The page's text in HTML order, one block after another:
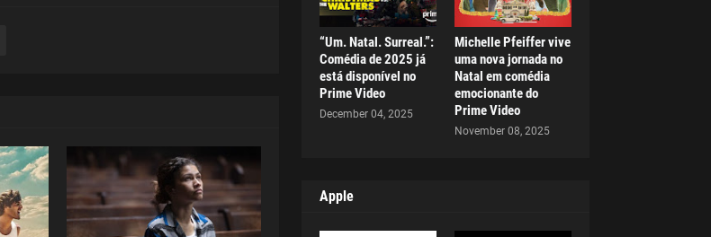
“Um. Natal. Surreal.”:
Comédia de 2025 já
está disponível no
Prime Video
December 04, 2025
Michelle Pfeiffer vive
uma nova jornada no
Natal em comédia
emocionante do
Prime Video
November 08, 2025
Apple